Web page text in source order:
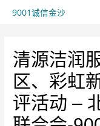
9001诚信金沙
清源洁润
区、彩虹
评活动 –